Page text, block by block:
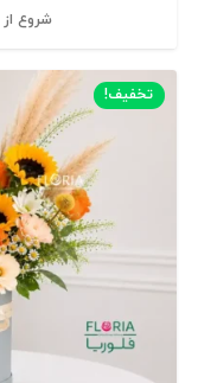
شروع از
تخفیف!